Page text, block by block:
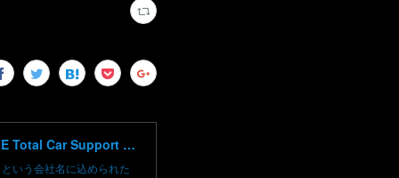
高崎で輸入車修理 中古車売買 コーディングならBLAZE（ブレイズ）へ│BLAZE Total Car Support & Modify in Takasaki Gunma
いう会社名に込められた